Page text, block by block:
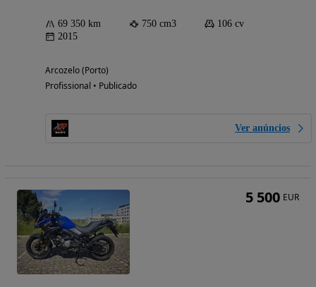
69 350 km 750 cm3
106 cv
2015
Arcozelo (Porto)
Profissional • Publicado
Ver anúncios
5 500 EUR